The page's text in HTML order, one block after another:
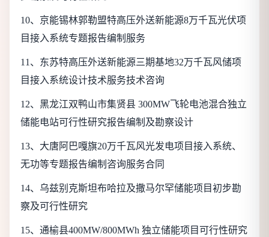
10、京能锡林郭勒盟特高压外送新能源8万千瓦光伏项
目接入系统专题报告编制服务
11、东苏特高压外送新能源三期基地32万千瓦风储项
目接入系统设计技术服务技术咨询
12、黑龙江双鸭山市集贤县 300MW飞轮电池混合独立
储能电站可行性研究报告编制及勘察设计
13、大唐阿巴嘎旗20万千瓦风光发电项目接入系统、
无功等专题报告编制咨询服务合同
14、乌兹别克斯坦布哈拉及撒马尔罕储能项目初步勘
察及可行性研究
15、通榆县400MW/800MWh 独立储能项目可行性研究